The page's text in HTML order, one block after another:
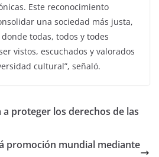
Este reconocimiento
una sociedad más justa,
todas, todos y todes
vistos, escuchados y valorados
cultural”, señaló.
a proteger los derechos de las
promoción mundial mediante